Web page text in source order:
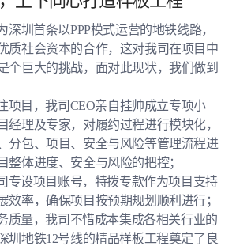
深圳首条以PPP模式运营的地铁线路，
质社会资本的合作，这对我司在项目中
个巨大的挑战，面对此现状，我们做到
项目，我司CEO亲自挂帅成立专项小
经理及专家，对履约过程进行模块化，
分包、项目、安全与风险等管理流程进
整体进度、安全与风险的把控；
专设项目账号，特拨专款作为项目支持
效率，确保项目按预期规划顺利进行；
质量，我司不惜成本集成各相关行业的
圳地铁12号线的精品样板工程奠定了良